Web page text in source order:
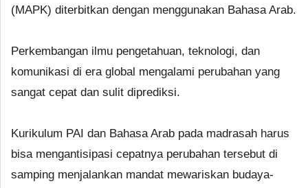
(MAPK) diterbitkan dengan menggunakan Bahasa Arab.
Perkembangan ilmu pengetahuan, teknologi, dan
komunikasi di era global mengalami perubahan yang
sangat cepat dan sulit diprediksi.
Kurikulum PAI dan Bahasa Arab pada madrasah harus
bisa mengantisipasi cepatnya perubahan tersebut di
samping menjalankan mandat mewariskan budaya-